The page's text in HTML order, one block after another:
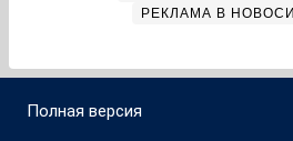
РЕКЛАМА В
Полная версия